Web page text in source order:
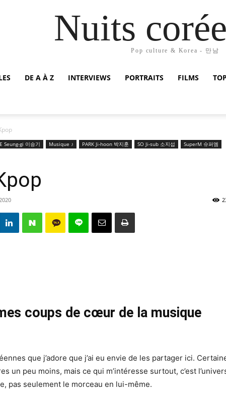
Nuits
Pop culture & Korea - 만남
DE A À Z INTERVIEWS PORTRAITS FILMS
Seung-gi 이승기 Musique ♪ PARK Ji-hoon 박지훈 SO Ji-sub 소지섭
SuperM 슈퍼엠
coups de cœur de la musique
que j’adore que j’ai eu envie de les partager ici.
un peu moins, mais ce qui m’intéresse surtout, c’est
pas seulement le morceau en lui-même.